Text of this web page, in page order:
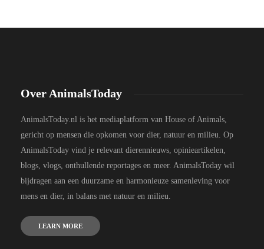
Over AnimalsToday
AnimalsToday.nl is het mediaplatform van House of Animals,
gericht op mensen die opkomen voor dier, natuur en milieu. Op
AnimalsToday vind je relevant dierennieuws, opinieartikelen,
blogs, vlogs, onthullende reportages en meer. AnimalsToday wil
bijdragen aan een duurzame en harmonieuze samenleving voor
mens en dier, in balans met natuur en milieu.
LEARN MORE